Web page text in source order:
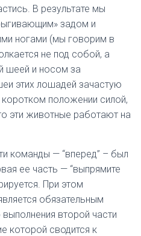
В результате мы
задом и
ногами (мы говорим в
не под собой, а
шеей и носом за
этих лошадей зачастую
положении силой,
эти животные работают на
команды — “вперед” – был
ее часть — “выпрямите
При этом
обязательным
второй части
которой сводится к